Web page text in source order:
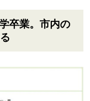
卒業。市内の